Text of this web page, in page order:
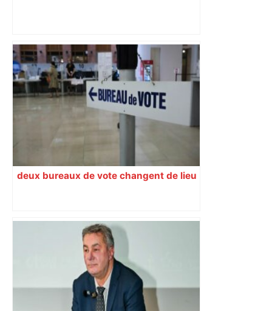
Un homme allongé sur les rails : il
meurt percuté par un train, le trafic
ferroviaire à l’arrêt dans le Lauragais,
au sud de Toulouse – ladepeche.fr
deux bureaux de vote changent de lieu